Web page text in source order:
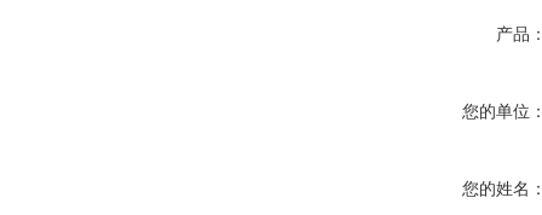
产品
您的单位
您的姓名